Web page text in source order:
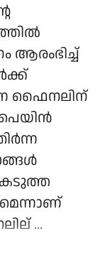
ആരംഭിച്ച്
ഫൈനലിന്
കടുത്ത
...